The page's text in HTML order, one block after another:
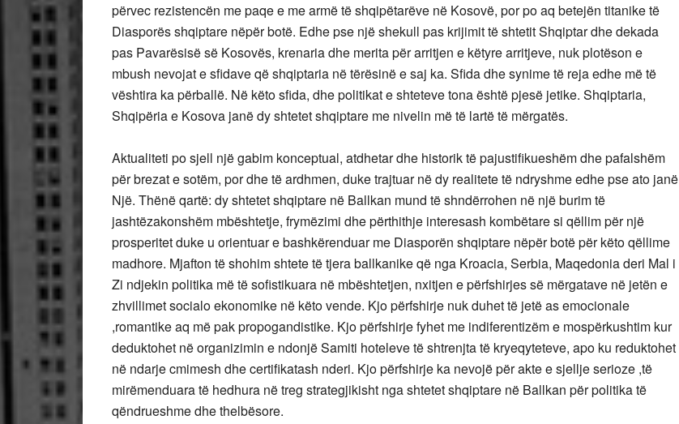
përvec rezistencën me paqe e me armë të shqipëtarëve në Kosovë, por po aq betejën titanike të
Diasporës shqiptare nëpër botë. Edhe pse një shekull pas krijimit të shtetit Shqiptar dhe dekada
pas Pavarësisë së Kosovës, krenaria dhe merita për arritjen e këtyre arritjeve, nuk plotëson e
mbush nevojat e sfidave që shqiptaria në tërësinë e saj ka. Sfida dhe synime të reja edhe më të
vështira ka përballë. Në këto sfida, dhe politikat e shteteve tona është pjesë jetike. Shqiptaria,
Shqipëria e Kosova janë dy shtetet shqiptare me nivelin më të lartë të mërgatës.
Aktualiteti po sjell një gabim konceptual, atdhetar dhe historik të pajustifikueshëm dhe pafalshëm
për brezat e sotëm, por dhe të ardhmen, duke trajtuar në dy realitete të ndryshme edhe pse ato janë
Një. Thënë qartë: dy shtetet shqiptare në Ballkan mund të shndërrohen në një burim të
jashtëzakonshëm mbështetje, frymëzimi dhe përthithje interesash kombëtare si qëllim për një
prosperitet duke u orientuar e bashkërenduar me Diasporën shqiptare nëpër botë për këto qëllime
madhore. Mjafton të shohim shtete të tjera ballkanike që nga Kroacia, Serbia, Maqedonia deri Mal i
Zi ndjekin politika më të sofistikuara në mbështetjen, nxitjen e përfshirjes së mërgatave në jetën e
zhvillimet socialo ekonomike në këto vende. Kjo përfshirje nuk duhet të jetë as emocionale
,romantike aq më pak propogandistike. Kjo përfshirje fyhet me indiferentizëm e mospërkushtim kur
deduktohet në organizimin e ndonjë Samiti hoteleve të shtrenjta të kryeqyteteve, apo ku reduktohet
në ndarje cmimesh dhe certifikatash nderi. Kjo përfshirje ka nevojë për akte e sjellje serioze ,të
mirëmenduara të hedhura në treg strategjikisht nga shtetet shqiptare në Ballkan për politika të
qëndrueshme dhe thelbësore.